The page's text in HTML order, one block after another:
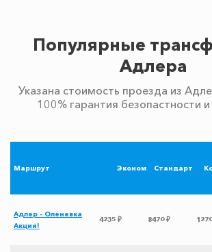
Популярные
Адлера
Указана стоимость проезда из
100% гарантия безопастности
Маршрут Эконом Стандарт
Адлер - Оленевка
Акция!
4235 ₽ 8470 ₽